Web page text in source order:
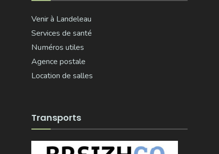
Venir à Landeleau
Services de santé
Numéros utiles
Agence postale
Location de salles
Transports